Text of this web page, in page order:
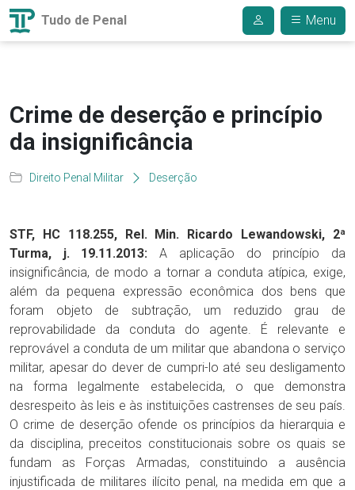
Tudo de Penal Menu
Crime de deserção e princípio
da insignificância
Direito Penal Militar Deserção
STF, HC 118.255, Rel. Min. Ricardo Lewandowski, 2ª
Turma, j. 19.11.2013: A aplicação do princípio da
insignificância, de modo a tornar a conduta atípica, exige,
além da pequena expressão econômica dos bens que
foram objeto de subtração, um reduzido grau de
reprovabilidade da conduta do agente. É relevante e
reprovável a conduta de um militar que abandona o serviço
militar, apesar do dever de cumpri-lo até seu desligamento
na forma legalmente estabelecida, o que demonstra
desrespeito às leis e às instituições castrenses de seu país.
O crime de deserção ofende os princípios da hierarquia e
da disciplina, preceitos constitucionais sobre os quais se
fundam as Forças Armadas, constituindo a ausência
injustificada de militares ilícito penal, na medida em que a